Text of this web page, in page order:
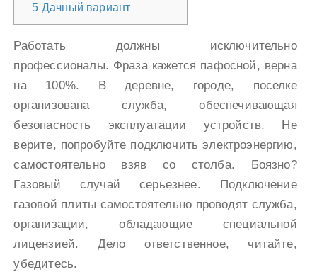
5 Дачный вариант
Работать должны исключительно
профессионалы. Фраза кажется пафосной, верна
на 100%. В деревне, городе, поселке
организована служба, обеспечивающая
безопасность эксплуатации устройств. Не
верите, попробуйте подключить электроэнергию,
самостоятельно взяв со столба. Боязно?
Газовый случай серьезнее. Подключение
газовой плиты самостоятельно проводят служба,
организации, обладающие специальной
лицензией. Дело ответственное, читайте,
убедитесь.